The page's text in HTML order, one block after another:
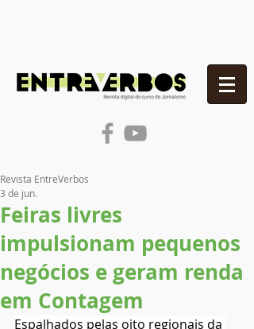
Feiras livres
impulsionam pequenos
negócios e geram renda
em Contagem
Revista EntreVerbos
3 de jun.
Espalhados pelas oito regionais da